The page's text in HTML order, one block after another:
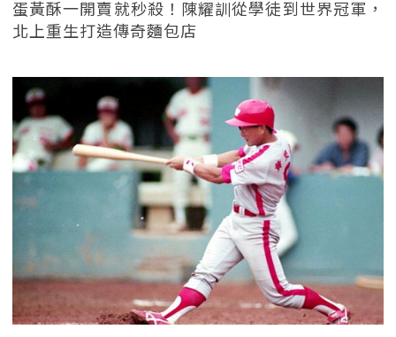
蛋黃酥一開賣就秒殺！陳耀訓從學徒到世界冠軍，
北上重生打造傳奇麵包店